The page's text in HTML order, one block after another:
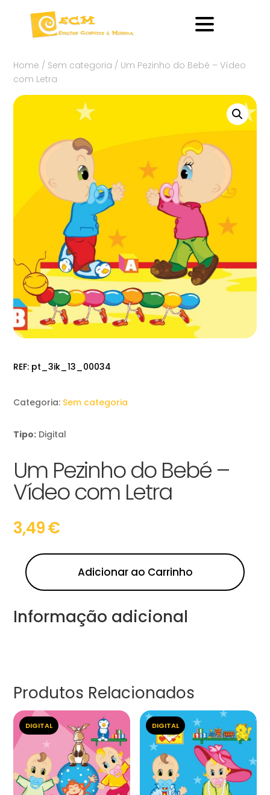
Home / Sem categoria / Um Pezinho do Bebé – Vídeo
com Letra
REF: pt_3ik_13_00034
Categoria: Sem categoria
Tipo: Digital
Um Pezinho do Bebé –
Vídeo com Letra
3,49€
Adicionar ao Carrinho
Informação adicional
Produtos Relacionados
DIGITAL DIGITAL